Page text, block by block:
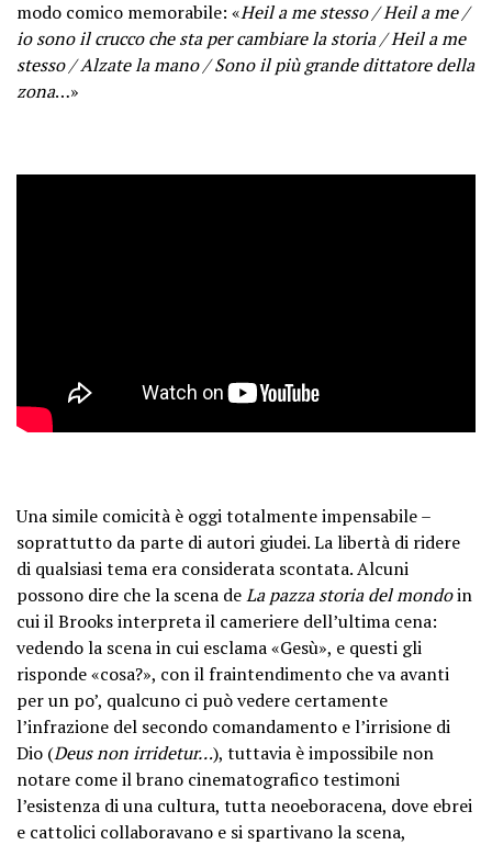
modo comico memorabile: «Heil a me stesso / Heil a me /
io sono il crucco che sta per cambiare la storia / Heil a me
stesso / Alzate la mano / Sono il più grande dittatore della
zona…»
Una simile comicità è oggi totalmente impensabile –
soprattutto da parte di autori giudei. La libertà di ridere
di qualsiasi tema era considerata scontata. Alcuni
possono dire che la scena deLa pazza storia del mondoin
cui il Brooks interpreta il cameriere dell’ultima cena:
vedendo la scena in cui esclama «Gesù», e questi gli
risponde «cosa?», con il fraintendimento che va avanti
per un po’, qualcuno ci può vedere certamente
l’infrazione del secondo comandamento e l’irrisione di
Dio (Deus non irridetur…), tuttavia è impossibile non
notare come il brano cinematografico testimoni
l’esistenza di una cultura, tutta neoeboracena, dove ebrei
e cattolici collaboravano e si spartivano la scena,